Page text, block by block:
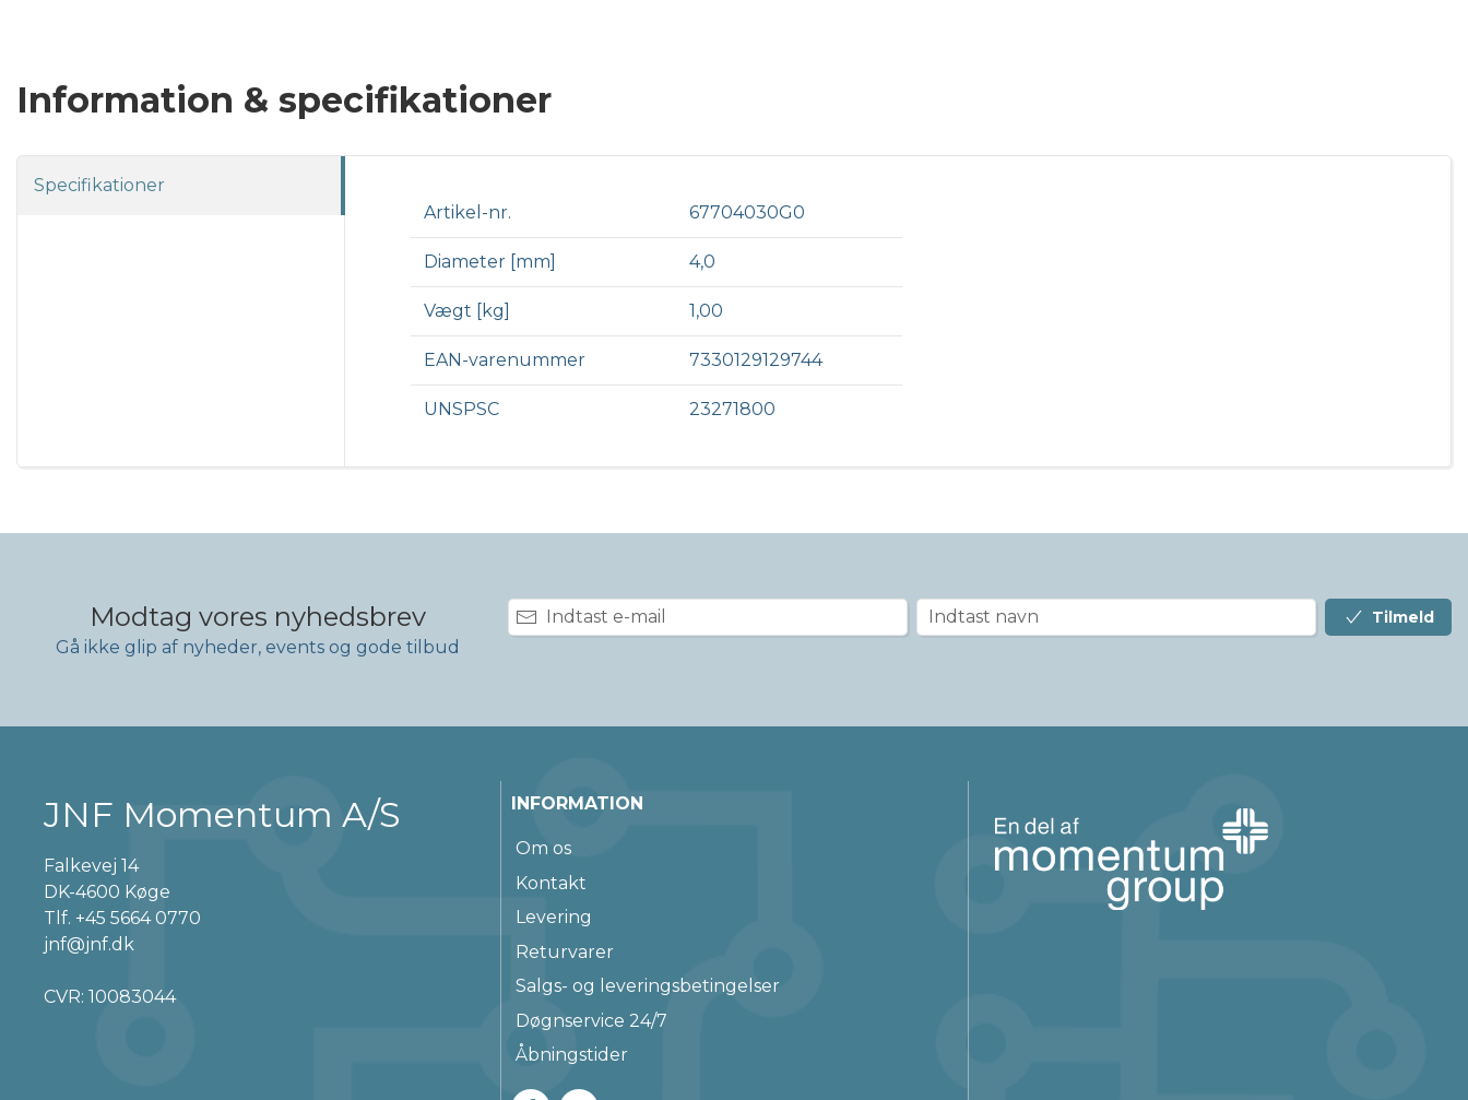
Information & specifikationer
Specifikationer
Artikel-nr.
67704030G0
Diameter [mm] 4,0
Vægt [kg] 1,00
EAN-varenummer 7330129129744
UNSPSC 23271800
Modtag vores nyhedsbrev
Gå ikke glip af nyheder, events og gode tilbud
Tilmeld
JNF Momentum A/S
Falkevej 14
DK-4600 Køge
Tlf. +45 5664 0770
jnf@jnf.dk
CVR: 10083044
INFORMATION
Om os
Kontakt
Levering
Returvarer
Salgs- og leveringsbetingelser
Døgnservice 24/7
Åbningstider